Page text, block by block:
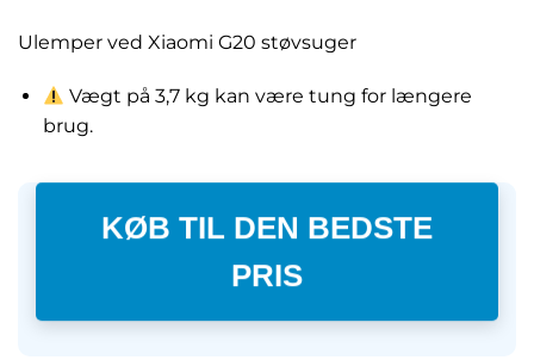
Ulemper ved Xiaomi G20 støvsuger
Vægt på 3,7 kg kan være tung for længere
brug.
KØB TIL DEN BEDSTE
PRIS